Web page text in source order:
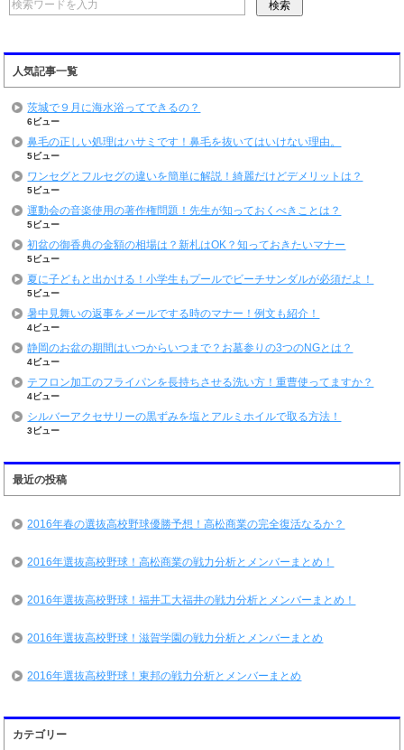
人気記事一覧
茨城で９月に海水浴ってできるの？
6ビュー
鼻毛の正しい処理はハサミです！鼻毛を抜いてはいけない理由。
5ビュー
ワンセグとフルセグの違いを簡単に解説！綺麗だけどデメリットは？
5ビュー
運動会の音楽使用の著作権問題！先生が知っておくべきことは？
5ビュー
初盆の御香典の金額の相場は？新札はOK？知っておきたいマナー
5ビュー
夏に子どもと出かける！小学生もプールでビーチサンダルが必須だよ！
5ビュー
暑中見舞いの返事をメールでする時のマナー！例文も紹介！
4ビュー
静岡のお盆の期間はいつからいつまで？お墓参りの3つのNGとは？
4ビュー
テフロン加工のフライパンを長持ちさせる洗い方！重曹使ってますか？
4ビュー
シルバーアクセサリーの黒ずみを塩とアルミホイルで取る方法！
3ビュー
最近の投稿
2016年春の選抜高校野球優勝予想！高松商業の完全復活なるか？
2016年選抜高校野球！高松商業の戦力分析とメンバーまとめ！
2016年選抜高校野球！福井工大福井の戦力分析とメンバーまとめ！
2016年選抜高校野球！滋賀学園の戦力分析とメンバーまとめ
2016年選抜高校野球！東邦の戦力分析とメンバーまとめ
カテゴリー